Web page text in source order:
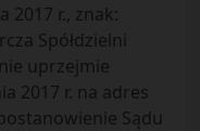
2017 r., znak:
Spółdzielni
uprzejmie
2017 r. na adres
Sądu